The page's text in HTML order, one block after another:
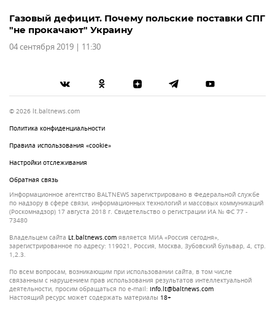
Газовый дефицит. Почему польские поставки СПГ
"не прокачают" Украину
04 сентября 2019 | 11:30
© 2026 lt.baltnews.com
Политика конфиденциальности
Правила использования «cookie»
Настройки отслеживания
Обратная связь
Информационное агентство BALTNEWS зарегистрировано в Федеральной службе
по надзору в сфере связи, информационных технологий и массовых коммуникаций
(Роскомнадзор) 17 августа 2018 г. Свидетельство о регистрации ИА № ФС 77 -
73480
Владельцем сайта lt.baltnews.com является МИА «Россия сегодня»,
зарегистрированное по адресу: 119021, Россия, Москва, Зубовский бульвар, 4, стр.
1,2.3.
По всем вопросам, возникающим при использовании сайта, в том числе
связанным с нарушением прав использования результатов интеллектуальной
деятельности, просим обращаться по e-mail: info.lt@baltnews.com
Настоящий ресурс может содержать материалы 18+